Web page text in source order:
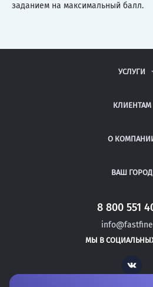
заданием на максимальный балл.
УСЛУГИ
ДИПЛОМНЫЕ
РЕФЕРАТЫ
КЛИЕНТАМ
ВОПРОСЫ И
ПОЛИТИКА
О
КОНТАКТЫ
ВАШ ГОРОД
САНКТ-
ТЕЙКОВО
УДАЧНЫЙ
8 800 551
МЫ В
Vk